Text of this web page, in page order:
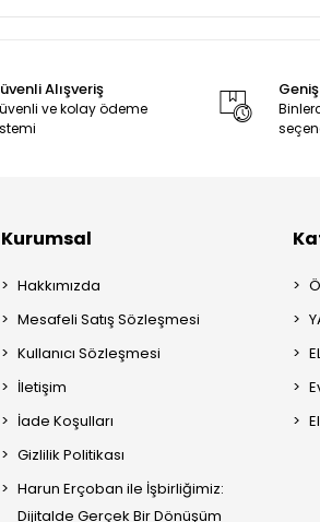
Alışveriş
ve kolay ödeme
Kurumsal
Hakkımızda
Mesafeli Satış Sözleşmesi
Kullanıcı Sözleşmesi
İletişim
İade Koşulları
Gizlilik Politikası
Harun Erçoban ile İşbirliğimiz:
Dijitalde Gerçek Bir Dönüşüm